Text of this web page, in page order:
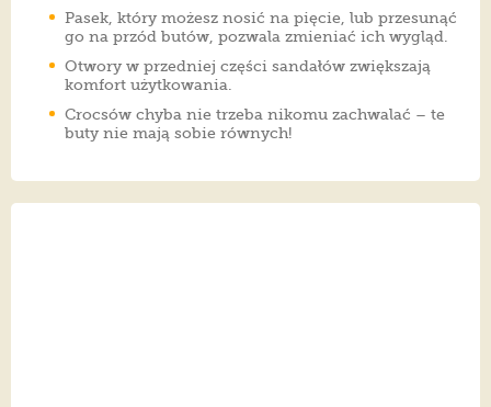
Pasek, który możesz nosić na pięcie, lub przesunąć
go na przód butów, pozwala zmieniać ich wygląd.
Otwory w przedniej części sandałów zwiększają
komfort użytkowania.
Crocsów chyba nie trzeba nikomu zachwalać – te
buty nie mają sobie równych!